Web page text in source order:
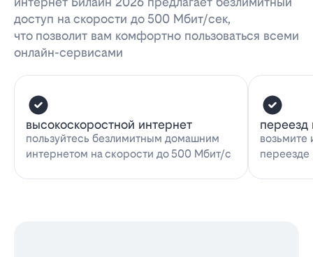
доступ на скорости до 500 Мбит/сек,
что позволит вам комфортно пользоваться всеми
онлайн-сервисами
высокоскоростной интернет
пользуйтесь безлимитным домашним
интернетом на скорости до 500 Мбит/с
переезд
возьмите
переезде